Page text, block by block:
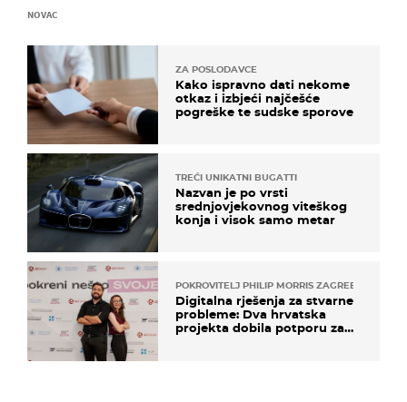
NOVAC
ZA POSLODAVCE
Kako ispravno dati nekome
otkaz i izbjeći najčešće
pogreške te sudske sporove
TREĆI UNIKATNI BUGATTI
Nazvan je po vrsti
srednjovjekovnog viteškog
konja i visok samo metar
POKROVITELJ PHILIP MORRIS ZAGREB
Digitalna rješenja za stvarne
probleme: Dva hrvatska
projekta dobila potporu za